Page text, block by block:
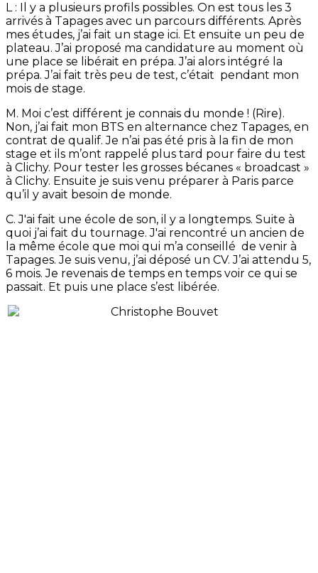
L : Il y a plusieurs profils possibles. On est tous les 3
arrivés à Tapages avec un parcours différents. Après
mes études, j’ai fait un stage ici. Et ensuite un peu de
plateau. J’ai proposé ma candidature au moment où
une place se libérait en prépa. J’ai alors intégré la
prépa. J’ai fait très peu de test, c’était pendant mon
mois de stage.
M. Moi c’est différent je connais du monde ! (Rire).
Non, j’ai fait mon BTS en alternance chez Tapages, en
contrat de qualif. Je n’ai pas été pris à la fin de mon
stage et ils m’ont rappelé plus tard pour faire du test
à Clichy. Pour tester les grosses bécanes « broadcast »
à Clichy. Ensuite je suis venu préparer à Paris parce
qu’il y avait besoin de monde.
C. J'ai fait une école de son, il y a longtemps. Suite à
quoi j’ai fait du tournage. J'ai rencontré un ancien de
la même école que moi qui m’a conseillé de venir à
Tapages. Je suis venu, j’ai déposé un CV. J’ai attendu 5,
6 mois. Je revenais de temps en temps voir ce qui se
passait. Et puis une place s’est libérée.